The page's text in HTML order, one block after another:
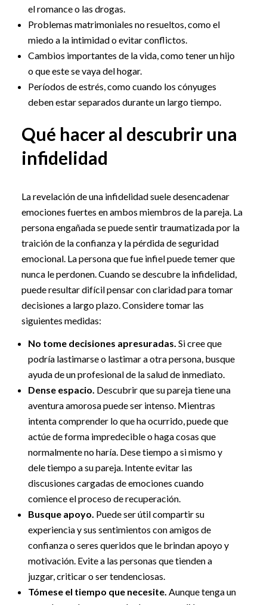
el romance o las drogas.
Problemas matrimoniales no resueltos, como el
miedo a la intimidad o evitar conflictos.
Cambios importantes de la vida, como tener un hijo
o que este se vaya del hogar.
Períodos de estrés, como cuando los cónyuges
deben estar separados durante un largo tiempo.
Qué hacer al descubrir una
infidelidad
La revelación de una infidelidad suele desencadenar
emociones fuertes en ambos miembros de la pareja. La
persona engañada se puede sentir traumatizada por la
traición de la confianza y la pérdida de seguridad
emocional. La persona que fue infiel puede temer que
nunca le perdonen. Cuando se descubre la infidelidad,
puede resultar difícil pensar con claridad para tomar
decisiones a largo plazo. Considere tomar las
siguientes medidas:
No tome decisiones apresuradas. Si cree que
podría lastimarse o lastimar a otra persona, busque
ayuda de un profesional de la salud de inmediato.
Dense espacio. Descubrir que su pareja tiene una
aventura amorosa puede ser intenso. Mientras
intenta comprender lo que ha ocurrido, puede que
actúe de forma impredecible o haga cosas que
normalmente no haría. Dese tiempo a si mismo y
dele tiempo a su pareja. Intente evitar las
discusiones cargadas de emociones cuando
comience el proceso de recuperación.
Busque apoyo. Puede ser útil compartir su
experiencia y sus sentimientos con amigos de
confianza o seres queridos que le brindan apoyo y
motivación. Evite a las personas que tienden a
juzgar, criticar o ser tendenciosas.
Tómese el tiempo que necesite. Aunque tenga un